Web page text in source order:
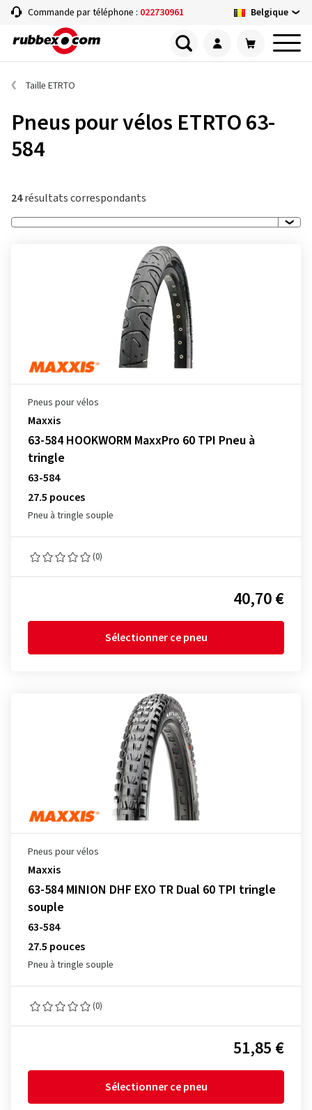
Commande par téléphone : 022730961 Belgique
Taille ETRTO
Pneus pour vélos ETRTO 63-
584
24résultats correspondants
Pneus pour vélos
Maxxis
63-584 HOOKWORM MaxxPro 60 TPI Pneu à
tringle
63-584
27.5 pouces
Pneu à tringle souple
(0)
40,70 €
Sélectionner ce pneu
Pneus pour vélos
Maxxis
63-584 MINION DHF EXO TR Dual 60 TPI tringle
souple
63-584
27.5 pouces
Pneu à tringle souple
(0)
51,85 €
Sélectionner ce pneu